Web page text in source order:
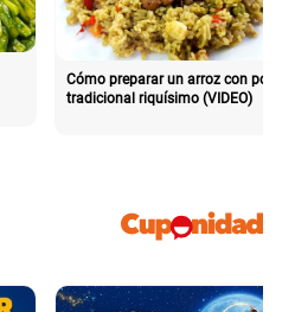
Cómo preparar un arroz con pollo
tradicional riquísimo (VIDEO)